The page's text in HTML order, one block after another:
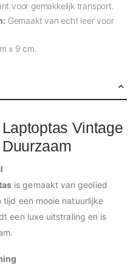
voor gemakkelijk transport.
Gemaakt van echt leer voor
x 9 cm.
Vintage
is gemaakt van geolied
een mooie natuurlijke
een luxe uitstraling en is